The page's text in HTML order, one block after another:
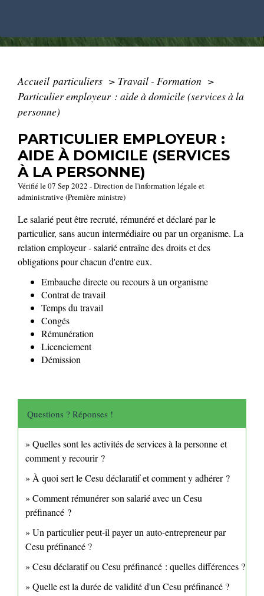
Accueil particuliers > Travail - Formation >
Particulier employeur : aide à domicile (services à la
personne)
PARTICULIER EMPLOYEUR :
AIDE À DOMICILE (SERVICES
À LA PERSONNE)
Vérifié le 07 Sep 2022 - Direction de l'information légale et
administrative (Première ministre)
Le salarié peut être recruté, rémunéré et déclaré par le
particulier, sans aucun intermédiaire ou par un organisme. La
relation employeur - salarié entraîne des droits et des
obligations pour chacun d'entre eux.
Embauche directe ou recours à un organisme
Contrat de travail
Temps du travail
Congés
Rémunération
Licenciement
Démission
Questions ? Réponses !
Quelles sont les activités de services à la personne et
comment y recourir ?
À quoi sert le Cesu déclaratif et comment y adhérer ?
Comment rémunérer son salarié avec un Cesu
préfinancé ?
Un particulier peut-il payer un auto-entrepreneur par
Cesu préfinancé ?
Cesu déclaratif ou Cesu préfinancé : quelles différences ?
Quelle est la durée de validité d'un Cesu préfinancé ?